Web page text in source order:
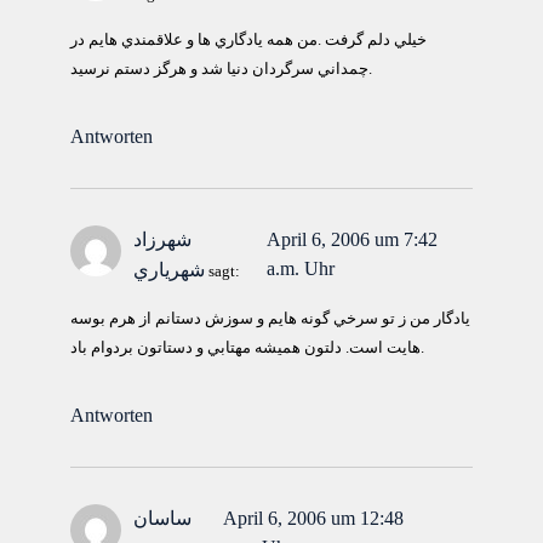
خيلي دلم گرفت .من همه يادگاري ها و علاقمندي هايم در
چمداني سرگردان دنيا شد و هرگز دستم نرسيد.
Antworten
شهرزاد
شهرياري sagt:
April 6, 2006 um 7:42
a.m. Uhr
يادگار من ز تو سرخي گونه هايم و سوزش دستانم از هرم بوسه
Antworten
ساسان
April 6, 2006 um 12:48